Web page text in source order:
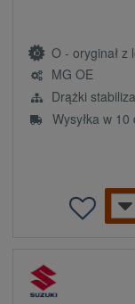
O - oryginał z
MG OE
Drążki
Wysyłka w 10